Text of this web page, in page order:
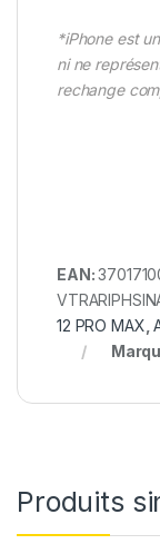
*iPhone est
ni ne
rechange
EAN:
12 PRO MAX ,
Produits